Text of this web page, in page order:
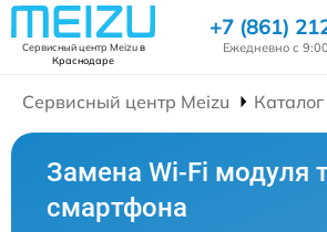
Сервисный центр Meizuв
Краснодаре
+7 (861)
Ежедневно с
Сервисный центр Meizu
Замена Wi-Fi модуля
смартфона